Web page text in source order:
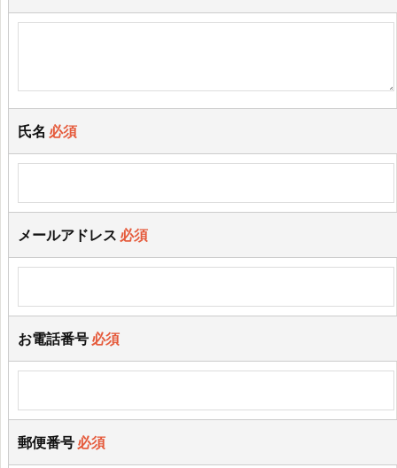
氏名 必須
メールアドレス 必須
お電話番号 必須
郵便番号 必須